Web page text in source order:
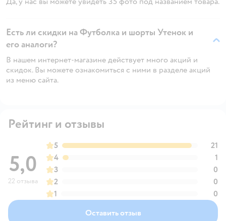
Есть ли скидки на Футболка и шорты Утенок и
его аналоги?
В нашем интернет-магазине действует много акций и
скидок. Вы можете ознакомиться с ними в разделе акций
из меню сайта.
Рейтинг и отзывы
5,0
22 отзыва
5
21
4
1
3
0
2
0
1
0
Оставить отзыв